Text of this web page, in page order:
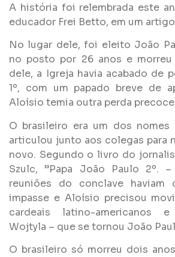
A história foi relembrada este
educador Frei Betto, em um
No lugar dele, foi eleito João
no posto por 26 anos e
dele, a Igreja havia acabado de
1º, com um papado breve de
Aloísio temia outra perda
O brasileiro era um dos nomes
articulou junto aos colegas para
novo. Segundo o livro do
Szulc, ”Papa João Paulo 2º.
reuniões do conclave haviam
impasse e Aloísio precisou
cardeais latino-americanos
Wojtyla – que se tornou João
O brasileiro só morreu dois